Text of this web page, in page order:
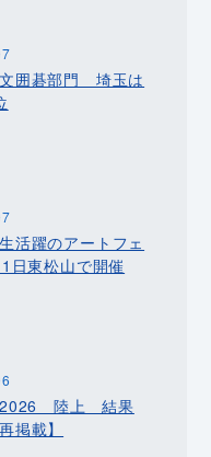
囲碁部門 埼玉は
活躍のアートフェ
東松山で開催
2026 陸上 結果
掲載】